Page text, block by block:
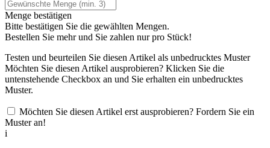
Menge bestätigen
Bitte bestätigen Sie die gewählten Mengen.
Bestellen Sie mehr und Sie zahlen nurpro Stück!
Testen und beurteilen Sie diesen Artikel als unbedrucktes Muster
Möchten Sie diesen Artikel ausprobieren? Klicken Sie die
untenstehende Checkbox an und Sie erhalten ein unbedrucktes
Muster.
Möchten Sie diesen Artikel erst ausprobieren? Fordern Sie ein
Muster an!
i